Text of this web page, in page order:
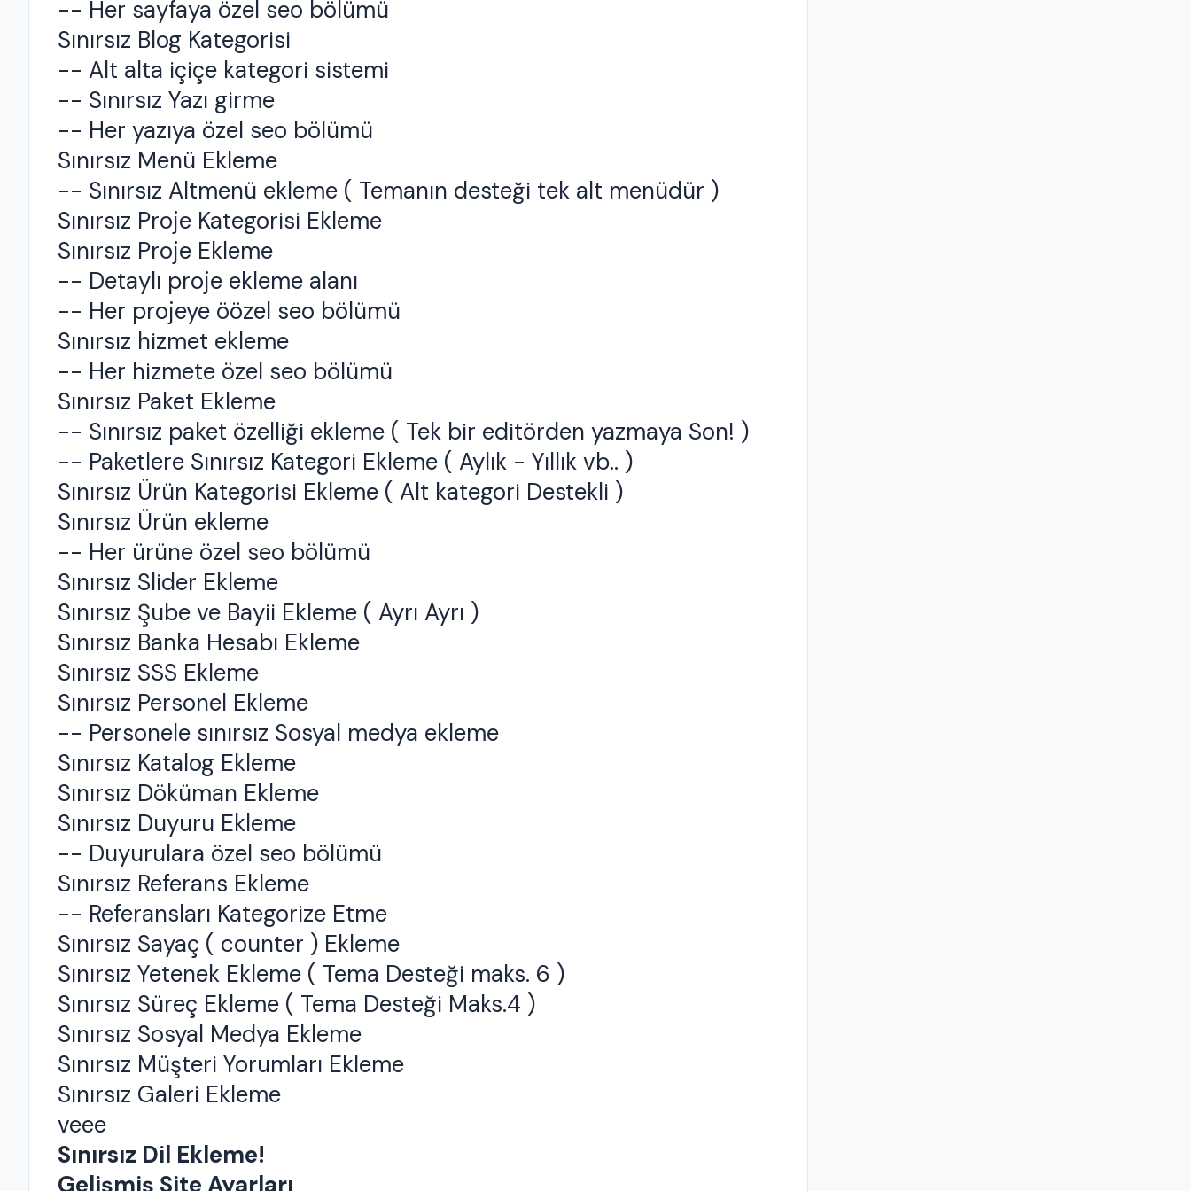
-- Her sayfaya özel seo bölümü
Sınırsız Blog Kategorisi
-- Alt alta içiçe kategori sistemi
-- Sınırsız Yazı girme
-- Her yazıya özel seo bölümü
Sınırsız Menü Ekleme
-- Sınırsız Altmenü ekleme ( Temanın desteği tek alt menüdür )
Sınırsız Proje Kategorisi Ekleme
Sınırsız Proje Ekleme
-- Detaylı proje ekleme alanı
-- Her projeye öözel seo bölümü
Sınırsız hizmet ekleme
-- Her hizmete özel seo bölümü
Sınırsız Paket Ekleme
-- Sınırsız paket özelliği ekleme ( Tek bir editörden yazmaya Son! )
-- Paketlere Sınırsız Kategori Ekleme ( Aylık - Yıllık vb.. )
Sınırsız Ürün Kategorisi Ekleme ( Alt kategori Destekli )
Sınırsız Ürün ekleme
-- Her ürüne özel seo bölümü
Sınırsız Slider Ekleme
Sınırsız Şube ve Bayii Ekleme ( Ayrı Ayrı )
Sınırsız Banka Hesabı Ekleme
Sınırsız SSS Ekleme
Sınırsız Personel Ekleme
-- Personele sınırsız Sosyal medya ekleme
Sınırsız Katalog Ekleme
Sınırsız Döküman Ekleme
Sınırsız Duyuru Ekleme
-- Duyurulara özel seo bölümü
Sınırsız Referans Ekleme
-- Referansları Kategorize Etme
Sınırsız Sayaç ( counter ) Ekleme
Sınırsız Yetenek Ekleme ( Tema Desteği maks. 6 )
Sınırsız Süreç Ekleme ( Tema Desteği Maks.4 )
Sınırsız Sosyal Medya Ekleme
Sınırsız Müşteri Yorumları Ekleme
Sınırsız Galeri Ekleme
veee
Sınırsız Dil Ekleme!
Gelişmiş Site Ayarları